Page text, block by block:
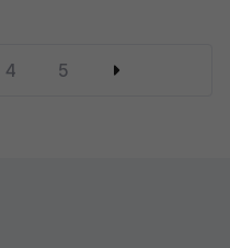
4 5